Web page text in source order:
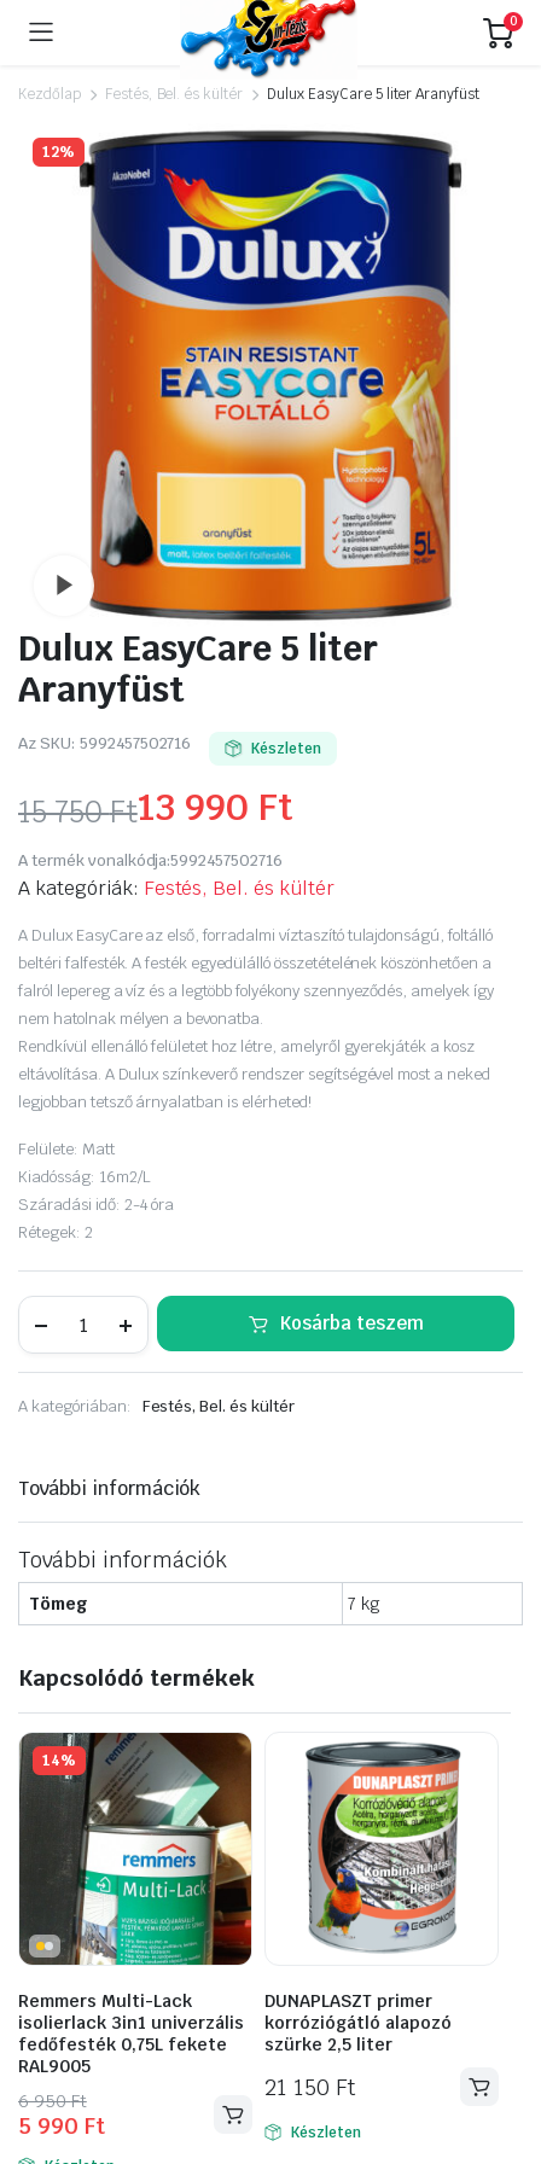
0
Kezdőlap Festés, Bel. és kültér Dulux EasyCare 5 liter Aranyfüst
12%
Dulux EasyCare 5 liter
Aranyfüst
Az SKU: 5992457502716 Készleten
15 750Ft
Original
price
was:
15
750 Ft.
13 990 Ft
Current
price
is:
13
990 Ft.
A termék vonalkódja:5992457502716
A kategóriák: Festés, Bel. és kültér
A Dulux EasyCare az első, forradalmi víztaszító tulajdonságú, foltálló
beltéri falfesték. A festék egyedülálló összetételének köszönhetően a
falról lepereg a víz és a legtöbb folyékony szennyeződés, amelyek így
nem hatolnak mélyen a bevonatba.
Rendkívül ellenálló felületet hoz létre, amelyről gyerekjáték a kosz
eltávolítása. A Dulux színkeverő rendszer segítségével most a neked
legjobban tetsző árnyalatban is elérheted!
Felülete: Matt
Kiadósság: 16m2/L
Száradási idő: 2-4 óra
Rétegek: 2
EasyCare
liter
mennyiség
Kosárba teszem
A kategóriában: Festés, Bel. és kültér
További információk
További információk
Tömeg 7 kg
Kapcsolódó termékek
14%
Remmers Multi-Lack
isolierlack 3in1 univerzális
fedőfesték 0,75L fekete
RAL9005
6 950Ft
Original
price
was:
5 990 Ft
Current
price
is:
DUNAPLASZT primer
korróziógátló alapozó
szürke 2,5 liter
21 150 Ft
Készleten